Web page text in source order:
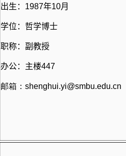
出生： 1987年10月
学位：哲学博士
职称：副教授
办公：主楼447
邮箱：shenghui.yi@smbu.edu.cn